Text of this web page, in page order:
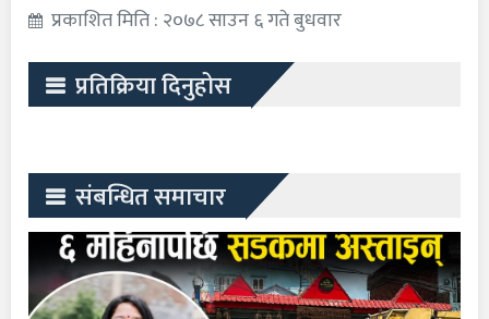
प्रकाशित मिति : २०७८ साउन ६ गते बुधवार
प्रतिक्रिया दिनुहोस
संबन्धित समाचार